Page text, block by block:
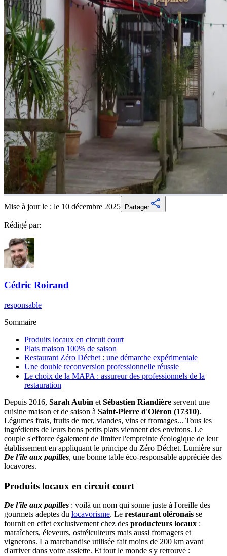
Mise à jour le : le 10 décembre 2025 Partager
Rédigé par:
Cédric Roirand
responsable
Sommaire
Produits locaux en circuit court
Plats maison 100% de saison
Restaurant Zéro Déchet : une démarche expérimentale
Une double reconversion professionnelle réussie
Le choix de la MAPA : assureur des professionnels de la
restauration
Depuis 2016, Sarah Aubin et Sébastien Riandière servent une
cuisine maison et de saison à Saint-Pierre d'Oléron (17310).
Légumes frais, fruits de mer, viandes, vins et fromages... Tous les
ingrédients de leurs bons petits plats viennent des environs. Le
couple s'efforce également de limiter l'empreinte écologique de leur
établissement en appliquant le principe du Zéro Déchet. Lumière sur
De l'île aux papilles, une bonne table éco-responsable appréciée des
locavores.
Produits locaux en circuit court
De l'île aux papilles : voilà un nom qui sonne juste à l'oreille des
gourmets adeptes du locavorisme. Le restaurant oléronais se
fournit en effet exclusivement chez des producteurs locaux :
maraîchers, éleveurs, ostréiculteurs mais aussi fromagers et
vignerons. La marchandise utilisée fait moins de 200 km avant
d'arriver dans votre assiette. Et tout le monde s'y retrouve :